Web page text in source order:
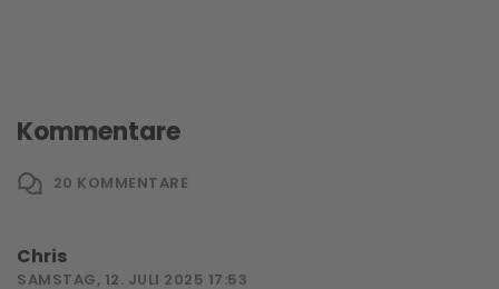
Kommentare
20 KOMMENTARE
Chris
SAMSTAG, 12. JULI 2025 17:53